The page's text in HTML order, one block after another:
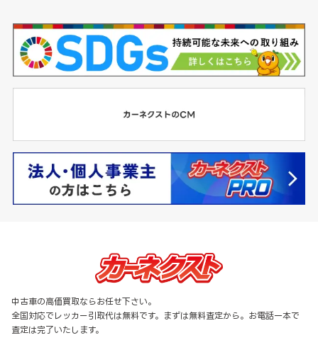
中古車の高価買取ならお任せ下さい。
全国対応でレッカー引取代は無料です。まずは無料査定から。お電話一本で
査定は完了いたします。